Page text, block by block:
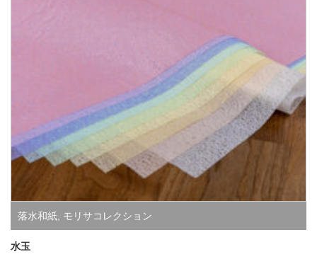
落水和紙, モリサコレクション
水玉